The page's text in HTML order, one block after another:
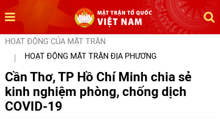
HOẠT ĐỘNG CỦA MẶT TRẬN
HOẠT ĐỘNG MẶT TRẬN ĐỊA PHƯƠNG
Cần Thơ, TP Hồ Chí Minh chia sẻ
kinh nghiệm phòng, chống dịch
COVID-19